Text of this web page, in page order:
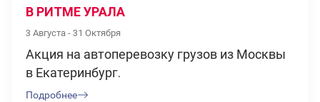
В РИТМЕ УРАЛА
3 Августа - 31 Октября
Акция на автоперевозку грузов из Москвы
в Екатеринбург.
Подробнее